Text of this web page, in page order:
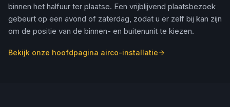
binnen het halfuur ter plaatse. Een vrijblijvend plaatsbezoek
gebeurt op een avond of zaterdag, zodat u er zelf bij kan zijn
om de positie van de binnen- en buitenunit te kiezen.
Bekijk onze hoofdpagina airco-installatie